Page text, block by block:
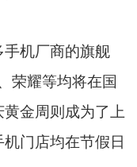
机厂商的旗舰
荣耀等均将在国
金周则成为了上
门店均在节假日